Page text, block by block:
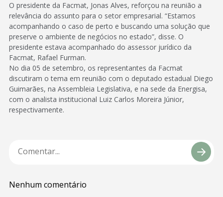
O presidente da Facmat, Jonas Alves, reforçou na reunião a
relevância do assunto para o setor empresarial. “Estamos
acompanhando o caso de perto e buscando uma solução que
preserve o ambiente de negócios no estado”, disse. O
presidente estava acompanhado do assessor jurídico da
Facmat, Rafael Furman.
No dia 05 de setembro, os representantes da Facmat
discutiram o tema em reunião com o deputado estadual Diego
Guimarães, na Assembleia Legislativa, e na sede da Energisa,
com o analista institucional Luiz Carlos Moreira Júnior,
respectivamente.
Nenhum comentário